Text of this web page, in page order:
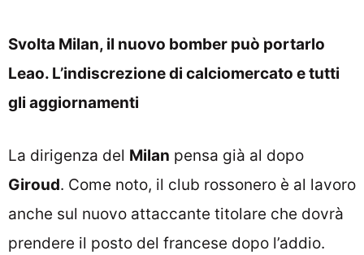
Svolta Milan, il nuovo bomber può portarlo
Leao. L’indiscrezione di calciomercato e tutti
gli aggiornamenti
La dirigenza del Milan pensa già al dopo
Giroud. Come noto, il club rossonero è al lavoro
anche sul nuovo attaccante titolare che dovrà
prendere il posto del francese dopo l’addio.